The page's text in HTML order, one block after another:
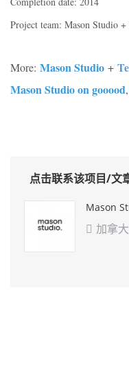
Project team: Mason Studio +
More: Mason Studio +
Mason Studio on gooood,
点击联系该项目/文
Mason
 加拿大